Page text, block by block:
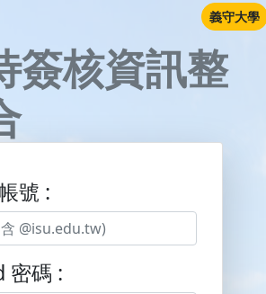
義守大學
簽核資訊整
號 :
密碼 :